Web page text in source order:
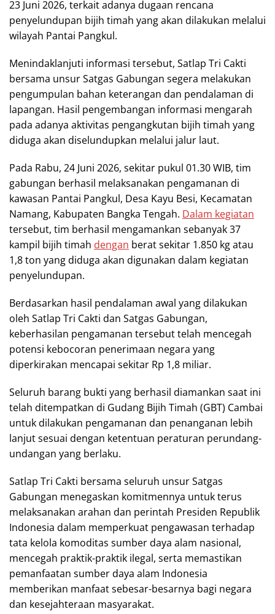
23 Juni 2026, terkait adanya dugaan rencana
penyelundupan bijih timah yang akan dilakukan melalui
wilayah Pantai Pangkul.
Menindaklanjuti informasi tersebut, Satlap Tri Cakti
bersama unsur Satgas Gabungan segera melakukan
pengumpulan bahan keterangan dan pendalaman di
lapangan. Hasil pengembangan informasi mengarah
pada adanya aktivitas pengangkutan bijih timah yang
diduga akan diselundupkan melalui jalur laut.
Pada Rabu, 24 Juni 2026, sekitar pukul 01.30 WIB, tim
gabungan berhasil melaksanakan pengamanan di
kawasan Pantai Pangkul, Desa Kayu Besi, Kecamatan
Namang, Kabupaten Bangka Tengah. Dalam kegiatan
tersebut, tim berhasil mengamankan sebanyak 37
kampil bijih timah dengan berat sekitar 1.850 kg atau
1,8 ton yang diduga akan digunakan dalam kegiatan
penyelundupan.
Berdasarkan hasil pendalaman awal yang dilakukan
oleh Satlap Tri Cakti dan Satgas Gabungan,
keberhasilan pengamanan tersebut telah mencegah
potensi kebocoran penerimaan negara yang
diperkirakan mencapai sekitar Rp 1,8 miliar.
Seluruh barang bukti yang berhasil diamankan saat ini
telah ditempatkan di Gudang Bijih Timah (GBT) Cambai
untuk dilakukan pengamanan dan penanganan lebih
lanjut sesuai dengan ketentuan peraturan perundang-
undangan yang berlaku.
Satlap Tri Cakti bersama seluruh unsur Satgas
Gabungan menegaskan komitmennya untuk terus
melaksanakan arahan dan perintah Presiden Republik
Indonesia dalam memperkuat pengawasan terhadap
tata kelola komoditas sumber daya alam nasional,
mencegah praktik-praktik ilegal, serta memastikan
pemanfaatan sumber daya alam Indonesia
memberikan manfaat sebesar-besarnya bagi negara
dan kesejahteraan masyarakat.